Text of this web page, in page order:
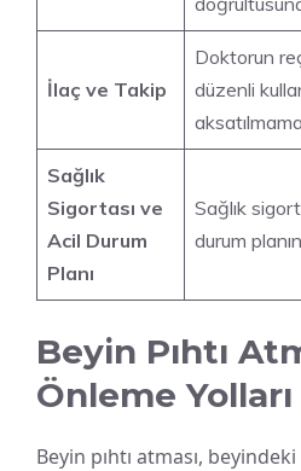
İlaç ve Takip
Doktorun
düzenli
Sağlık
Sigortası ve
Acil Durum
Planı
Sağlık
durum
Beyin Pıhtı
Önleme
Beyin pıhtı atması,